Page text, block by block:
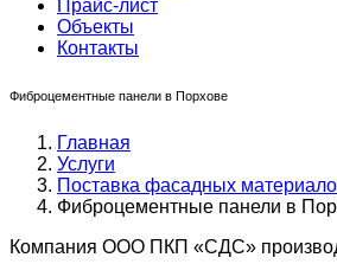
Прайс-лист
Объекты
Контакты
Фиброцементные панели в Порхове
Главная
Услуги
Поставка фасадных
Фиброцементные панели в
Компания ООО ПКП «СДС»